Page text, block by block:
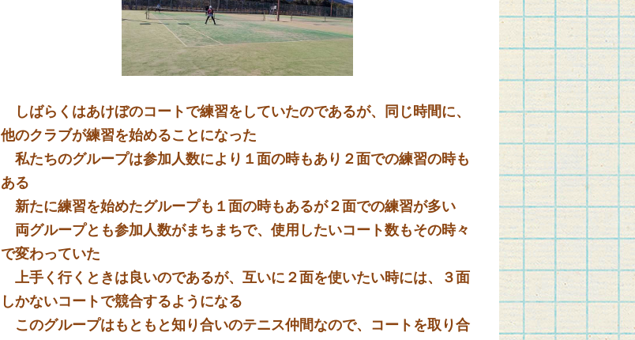
しばらくはあけぼのコートで練習をしていたのであるが、同じ時間に、
他のクラブが練習を始めることになった
私たちのグループは参加人数により１面の時もあり２面での練習の時も
ある
新たに練習を始めたグループも１面の時もあるが２面での練習が多い
両グループとも参加人数がまちまちで、使用したいコート数もその時々
で変わっていた
上手く行くときは良いのであるが、互いに２面を使いたい時には、３面
しかないコートで競合するようになる
このグループはもともと知り合いのテニス仲間なので、コートを取り合